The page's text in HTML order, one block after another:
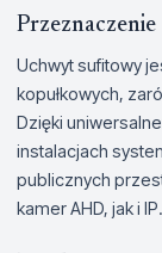
Przeznaczenie
Uchwyt sufitowy
kopułkowych,
Dzięki
instalacjach
publicznych
kamer AHD, jak i IP.